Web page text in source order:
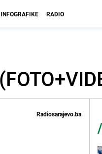
INFOGRAFIKE RADIO
Radiosarajevo.ba
/